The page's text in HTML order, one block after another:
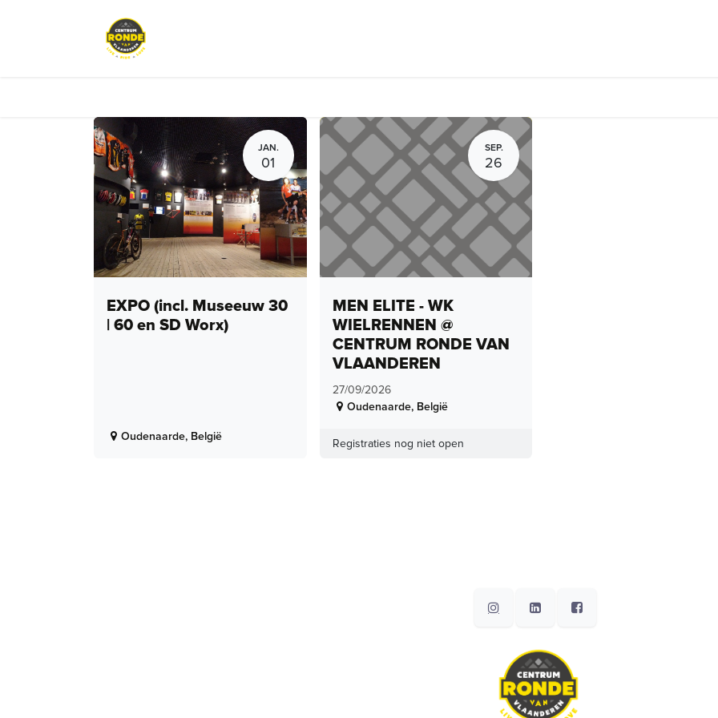
JAN.
01
EXPO (incl. Museeuw 30
| 60 en SD Worx)
Oudenaarde, België
SEP.
26
MEN ELITE - WK
WIELRENNEN @
CENTRUM RONDE VAN
VLAANDEREN
27/09/2026
Oudenaarde, België
Registraties nog niet open